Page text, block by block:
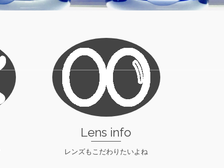
Lens info
レンズもこだわりたいよね